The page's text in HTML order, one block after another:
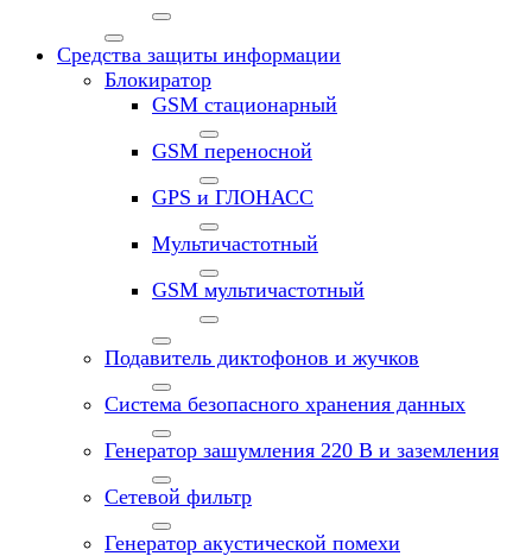
Средства защиты информации
Блокиратор
GSM стационарный
GSM переносной
GPS и ГЛОНАСС
Мультичастотный
GSM мультичастотный
Подавитель диктофонов и жучков
Система безопасного хранения данных
Генератор зашумления 220 В и заземления
Сетевой фильтр
Генератор акустической помехи